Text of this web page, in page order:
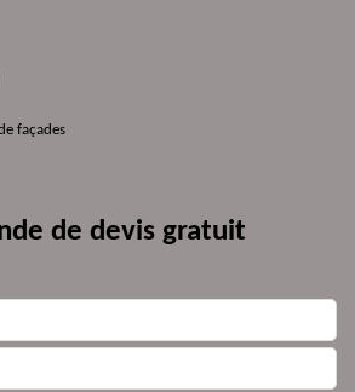
façades
de devis gratuit